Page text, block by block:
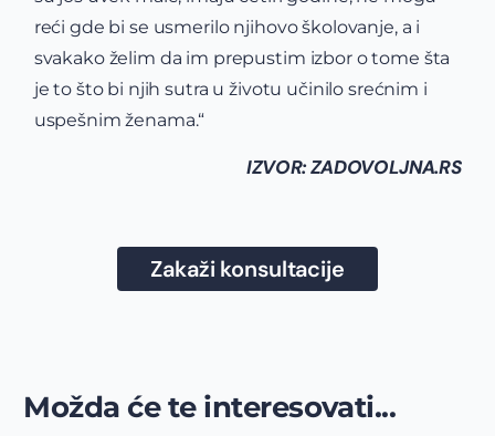
reći gde bi se usmerilo njihovo školovanje, a i
svakako želim da im prepustim izbor o tome šta
je to što bi njih sutra u životu učinilo srećnim i
uspešnim ženama.“
IZVOR: ZADOVOLJNA.RS
Zakaži konsultacije
Možda će te interesovati...